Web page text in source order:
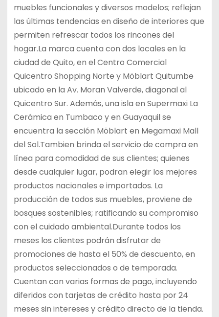
muebles funcionales y diversos modelos; reflejan
las últimas tendencias en diseño de interiores que
permiten refrescar todos los rincones del
hogar.La marca cuenta con dos locales en la
ciudad de Quito, en el Centro Comercial
Quicentro Shopping Norte y Möblart Quitumbe
ubicado en la Av. Moran Valverde, diagonal al
Quicentro Sur. Además, una isla en Supermaxi La
Cerámica en Tumbaco y en Guayaquil se
encuentra la sección Möblart en Megamaxi Mall
del Sol.Tambien brinda el servicio de compra en
línea para comodidad de sus clientes; quienes
desde cualquier lugar, podran elegir los mejores
productos nacionales e importados. La
producción de todos sus muebles, proviene de
bosques sostenibles; ratificando su compromiso
con el cuidado ambiental.Durante todos los
meses los clientes podrán disfrutar de
promociones de hasta el 50% de descuento, en
productos seleccionados o de temporada.
Cuentan con varias formas de pago, incluyendo
diferidos con tarjetas de crédito hasta por 24
meses sin intereses y crédito directo de la tienda.